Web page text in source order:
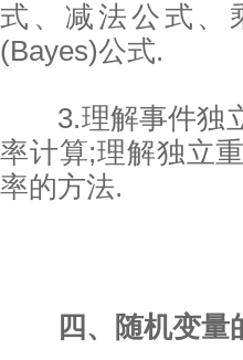
式、减法公式、
(Bayes)公式.
3.理解事件独立
率计算;理解独立
率的方法.
四、随机变量